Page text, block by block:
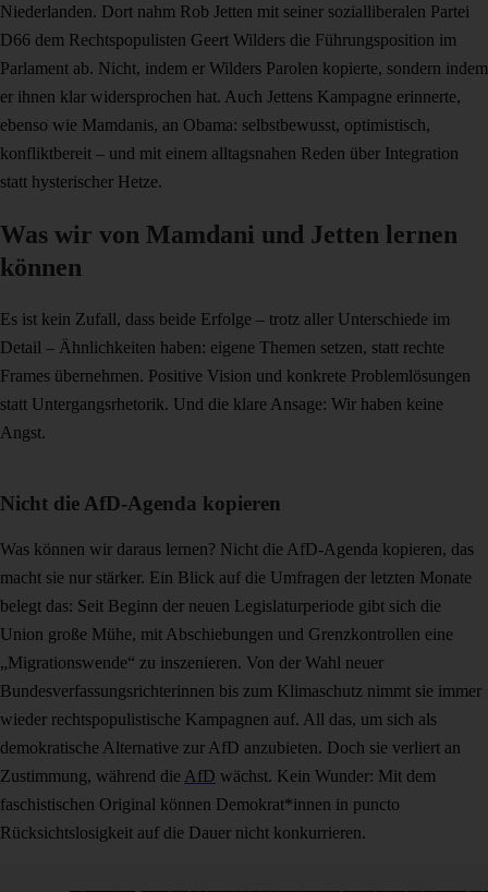
Niederlanden. Dort nahm Rob Jetten mit seiner sozialliberalen Partei
D66 dem Rechtspopulisten Geert Wilders die Führungsposition im
Parlament ab. Nicht, indem er Wilders Parolen kopierte, sondern indem
er ihnen klar widersprochen hat. Auch Jettens Kampagne erinnerte,
ebenso wie Mamdanis, an Obama: selbstbewusst, optimistisch,
konfliktbereit – und mit einem alltagsnahen Reden über Integration
statt hysterischer Hetze.
Was wir von Mamdani und Jetten lernen
können
Es ist kein Zufall, dass beide Erfolge – trotz aller Unterschiede im
Detail – Ähnlichkeiten haben: eigene Themen setzen, statt rechte
Frames übernehmen. Positive Vision und konkrete Problemlösungen
statt Untergangsrhetorik. Und die klare Ansage: Wir haben keine
Angst.
Nicht die AfD-Agenda kopieren
Was können wir daraus lernen? Nicht die AfD-Agenda kopieren, das
macht sie nur stärker. Ein Blick auf die Umfragen der letzten Monate
belegt das: Seit Beginn der neuen Legislaturperiode gibt sich die
Union große Mühe, mit Abschiebungen und Grenzkontrollen eine
„Migrationswende“ zu inszenieren. Von der Wahl neuer
Bundesverfassungsrichterinnen bis zum Klimaschutz nimmt sie immer
wieder rechtspopulistische Kampagnen auf. All das, um sich als
demokratische Alternative zur AfD anzubieten. Doch sie verliert an
Zustimmung, während die AfD wächst. Kein Wunder: Mit dem
faschistischen Original können Demokrat*innen in puncto
Rücksichtslosigkeit auf die Dauer nicht konkurrieren.